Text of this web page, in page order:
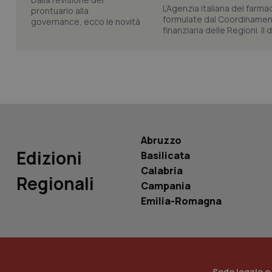
L’Agenzia italiana del
formulate dal
finanziaria delle Regioni. Il
Edizioni
Regionali
Abruzzo
Basilicata
Calabria
Campania
Emilia-RomagnaVISITOR_INFO1_LIVE